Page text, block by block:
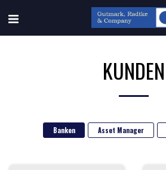
KUNDEN
Banken Asset Manager